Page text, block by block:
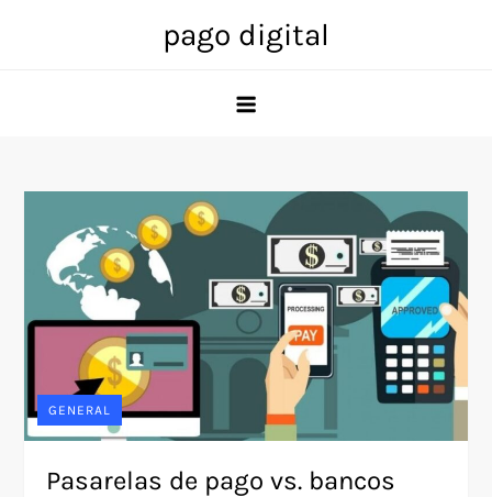
pago digital
GENERAL
Pasarelas de pago vs. bancos